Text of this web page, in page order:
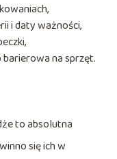
i daty ważności,
na sprzęt.
to absolutna
się ich w